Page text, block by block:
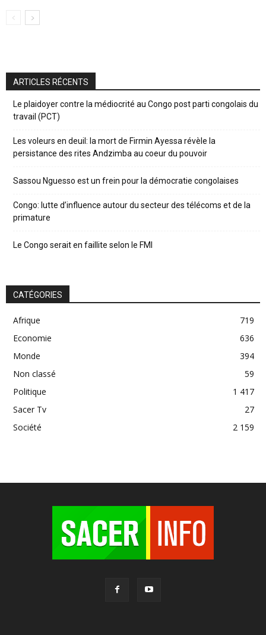
ARTICLES RÉCENTS
Le plaidoyer contre la médiocrité au Congo post parti congolais du
travail (PCT)
Les voleurs en deuil: la mort de Firmin Ayessa révèle la
persistance des rites Andzimba au coeur du pouvoir
Sassou Nguesso est un frein pour la démocratie congolaises
Congo: lutte d’influence autour du secteur des télécoms et de la
primature
Le Congo serait en faillite selon le FMI
CATÉGORIES
Afrique
719
Economie
636
Monde
394
Non classé
59
Politique
1 417
Sacer Tv
27
Société
2 159